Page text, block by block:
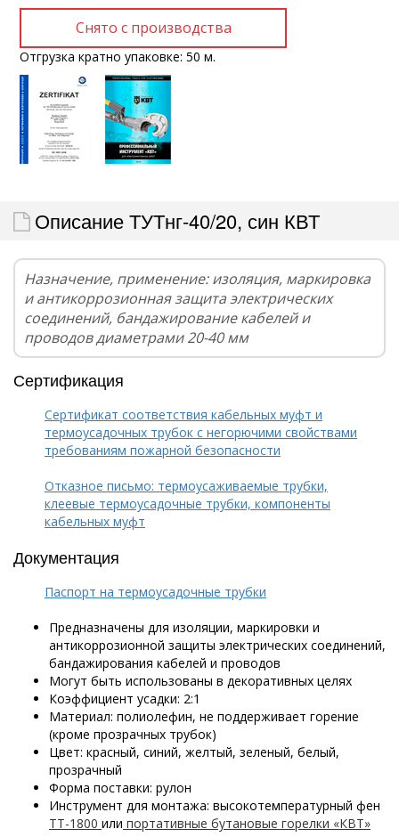
Отгрузка кратно упаковке: 50 м.
Описание ТУТнг-40/20, син КВТ
Назначение, применение: изоляция, маркировка
и антикоррозионная защита электрических
соединений, бандажирование кабелей и
проводов диаметрами 20-40 мм
Сертификация
Сертификат соответствия кабельных муфт и
термоусадочных трубок с негорючими свойствами
требованиям пожарной безопасности
Отказное письмо: термоусаживаемые трубки,
клеевые термоусадочные трубки, компоненты
кабельных муфт
Документация
Паспорт на термоусадочные трубки
Предназначены для изоляции, маркировки и
антикоррозионной защиты электрических соединений,
бандажирования кабелей и проводов
Могут быть использованы в декоративных целях
Коэффициент усадки: 2:1
Материал: полиолефин, не поддерживает горение
(кроме прозрачных трубок)
Цвет: красный, синий, желтый, зеленый, белый,
прозрачный
Форма поставки: рулон
Инструмент для монтажа: высокотемпературный фен
ТТ-1800 или портативные бутановые горелки «КВТ»